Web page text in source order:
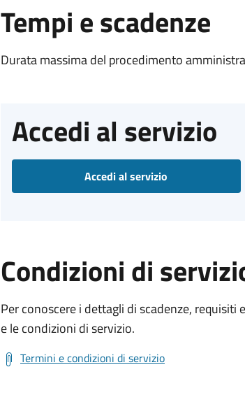
Tempi e scadenze
Durata massima del procedimento
Accedi al servizio
Accedi al servizio
Condizioni di
Per conoscere i dettagli di scadenze,
e le condizioni di servizio.
Termini e condizioni di servizio